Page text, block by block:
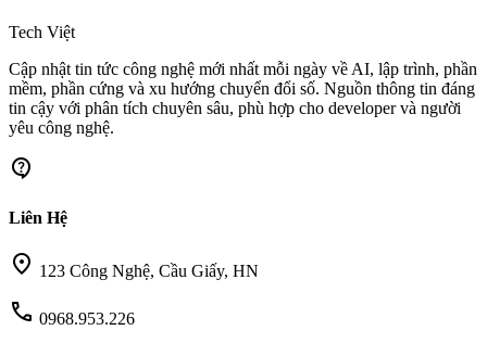
Tech Việt
Cập nhật tin tức công nghệ mới nhất mỗi ngày về AI, lập trình, phần
mềm, phần cứng và xu hướng chuyển đổi số. Nguồn thông tin đáng
tin cậy với phân tích chuyên sâu, phù hợp cho developer và người
yêu công nghệ.
contact_support
Liên Hệ
location_on 123 Công Nghệ, Cầu Giấy, HN
call 0968.953.226